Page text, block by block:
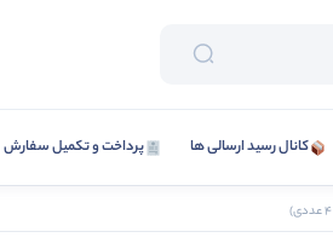
کانال رسید ارسالی ها پرداخت و تکمیل سفارش